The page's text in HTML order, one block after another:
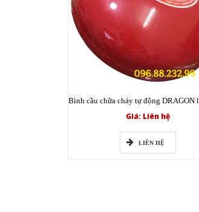
Giá: Liên hệ
LIÊN HỆ